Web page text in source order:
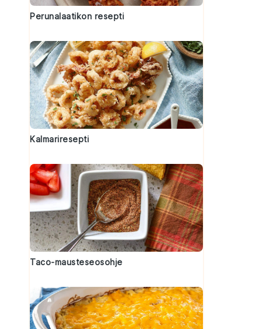
Perunalaatikon resepti
Kalmariresepti
Taco-mausteseosohje